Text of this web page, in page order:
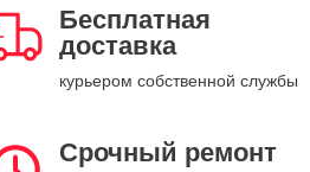
Бесплатная
доставка
курьером собственной службы
Срочный ремонт